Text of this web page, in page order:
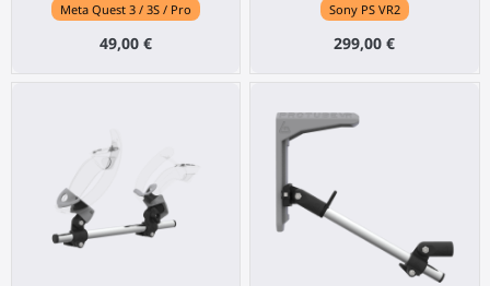
Meta Quest 3 / 3S / Pro
49,00 €
Sony PS VR2
299,00 €